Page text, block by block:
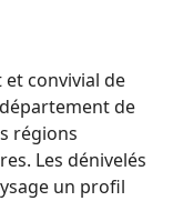
convivial de
de
régions
Les dénivelés
un profil